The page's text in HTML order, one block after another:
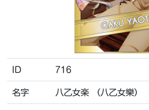
ID 716
名字 八乙女楽 （八乙女樂）